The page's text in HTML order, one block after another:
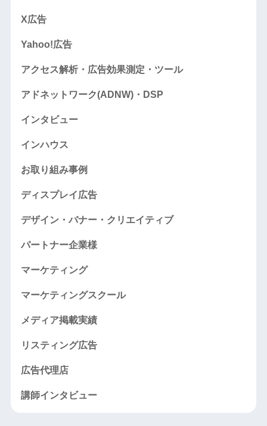
X広告
Yahoo!広告
アクセス解析・広告効果測定・ツール
アドネットワーク(ADNW)・DSP
インタビュー
インハウス
お取り組み事例
ディスプレイ広告
デザイン・バナー・クリエイティブ
パートナー企業様
マーケティング
マーケティングスクール
メディア掲載実績
リスティング広告
広告代理店
講師インタビュー